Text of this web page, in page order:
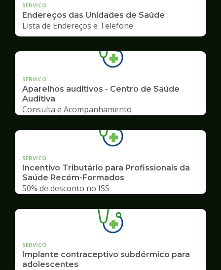
SERVICO
Endereços das Unidades de Saúde
Lista de Endereços e Telefone
SERVICO
Aparelhos auditivos - Centro de Saúde
Auditiva
Consulta e Acompanhamento
SERVICO
Incentivo Tributário para Profissionais da
Saúde Recém-Formados
50% de desconto no ISS
SERVICO
Implante contraceptivo subdérmico para
adolescentes